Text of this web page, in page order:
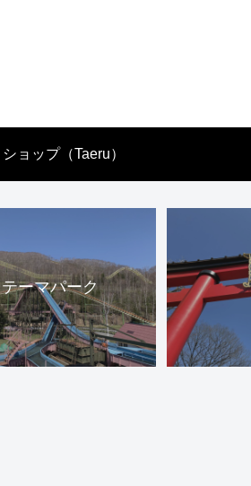
ショップ（Taeru）
テーマパーク